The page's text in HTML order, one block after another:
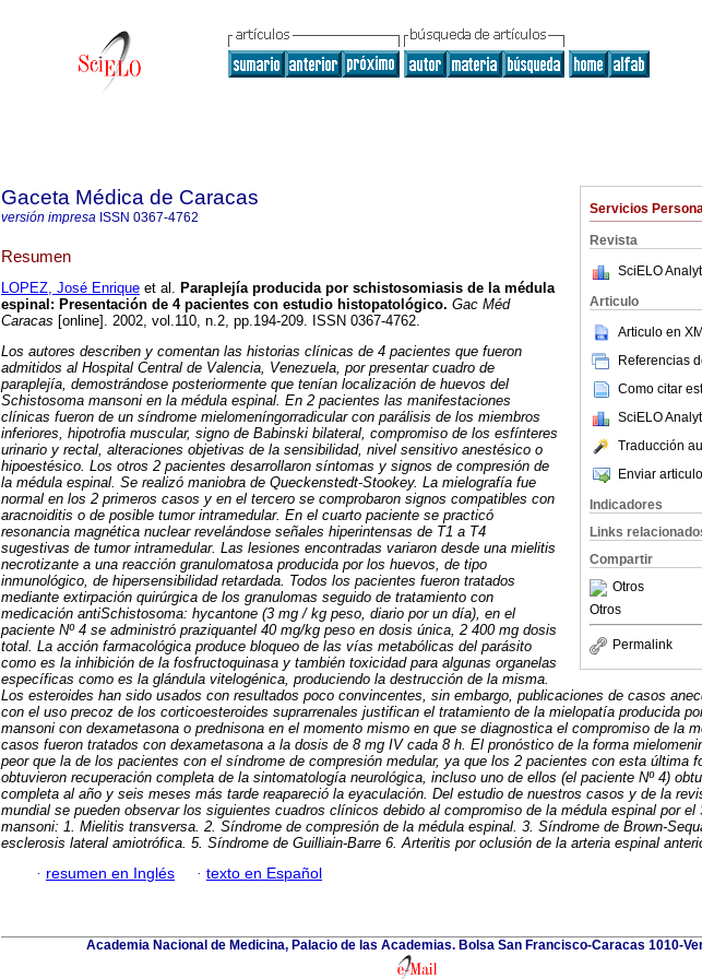
Servicios
Revista
SciELO
Articulo
Articulo en
Referencias
Como citar
SciELO
Traducción
Enviar
Indicadores
Links
Compartir
Otros
Otros
Permalink
Gaceta Médica de Caracas
versión impresa ISSN 0367-4762
Resumen
LOPEZ, José Enrique et al. Paraplejía producida por schistosomiasis de la médula
espinal : Presentación de 4 pacientes con estudio histopatológico. Gac Méd
Caracas [online]. 2002, vol.110, n.2, pp.194-209. ISSN 0367-4762.
Los autores describen y comentan las historias clínicas de 4 pacientes que fueron
admitidos al Hospital Central de Valencia, Venezuela, por presentar cuadro de
paraplejía, demostrándose posteriormente que tenían localización de huevos del
Schistosoma mansoni en la médula espinal. En 2 pacientes las manifestaciones
clínicas fueron de un síndrome mielomeníngorradicular con parálisis de los miembros
inferiores, hipotrofia muscular, signo de Babinski bilateral, compromiso de los esfínteres
urinario y rectal, alteraciones objetivas de la sensibilidad, nivel sensitivo anestésico o
hipoestésico. Los otros 2 pacientes desarrollaron síntomas y signos de compresión de
la médula espinal. Se realizó maniobra de Queckenstedt-Stookey. La mielografía fue
normal en los 2 primeros casos y en el tercero se comprobaron signos compatibles con
aracnoiditis o de posible tumor intramedular. En el cuarto paciente se practicó
resonancia magnética nuclear revelándose señales hiperintensas de T1 a T4
sugestivas de tumor intramedular. Las lesiones encontradas variaron desde una mielitis
necrotizante a una reacción granulomatosa producida por los huevos, de tipo
inmunológico, de hipersensibilidad retardada. Todos los pacientes fueron tratados
mediante extirpación quirúrgica de los granulomas seguido de tratamiento con
medicación antiSchistosoma: hycantone (3 mg / kg peso, diario por un día), en el
paciente Nº 4 se administró praziquantel 40 mg/kg peso en dosis única, 2 400 mg dosis
total. La acción farmacológica produce bloqueo de las vías metabólicas del parásito
como es la inhibición de la fosfructoquinasa y también toxicidad para algunas organelas
específicas como es la glándula vitelogénica, produciendo la destrucción de la misma.
Los esteroides han sido usados con resultados poco convincentes, sin embargo, publicaciones de casos
con el uso precoz de los corticoesteroides suprarrenales justifican el tratamiento de la mielopatía producida
mansoni con dexametasona o prednisona en el momento mismo en que se diagnostica el compromiso de la
casos fueron tratados con dexametasona a la dosis de 8 mg IV cada 8 h. El pronóstico de la forma
peor que la de los pacientes con el síndrome de compresión medular, ya que los 2 pacientes con esta última
obtuvieron recuperación completa de la sintomatología neurológica, incluso uno de ellos (el paciente Nº 4)
completa al año y seis meses más tarde reapareció la eyaculación. Del estudio de nuestros casos y de la
mundial se pueden observar los siguientes cuadros clínicos debido al compromiso de la médula espinal por el
mansoni: 1. Mielitis transversa. 2. Síndrome de compresión de la médula espinal. 3. Síndrome de Brown-
esclerosis lateral amiotrófica. 5. Síndrome de Guilliain-Barre 6. Arteritis por oclusión de la arteria espinal
· resumen en Inglés · texto en Español
Academia Nacional de Medicina, Palacio de las Academias. Bolsa San Francisco-Caracas 1010-